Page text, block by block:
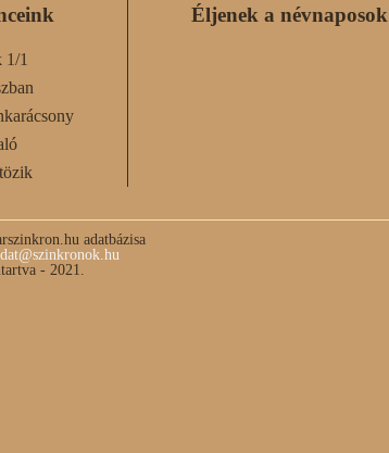
1/1
Éljenek a névnaposok
adatbázisa
- 2021.